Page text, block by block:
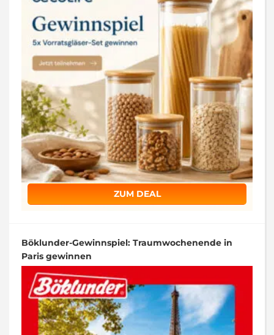
ZUM DEAL
Böklunder-Gewinnspiel: Traumwochenende in
Paris gewinnen